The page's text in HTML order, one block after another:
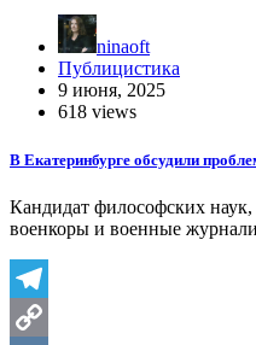
ninaoft
Публицистика
9 июня, 2025
618 views
В Екатеринбурге обсудили
Кандидат философских
военкоры и военные
Telegram